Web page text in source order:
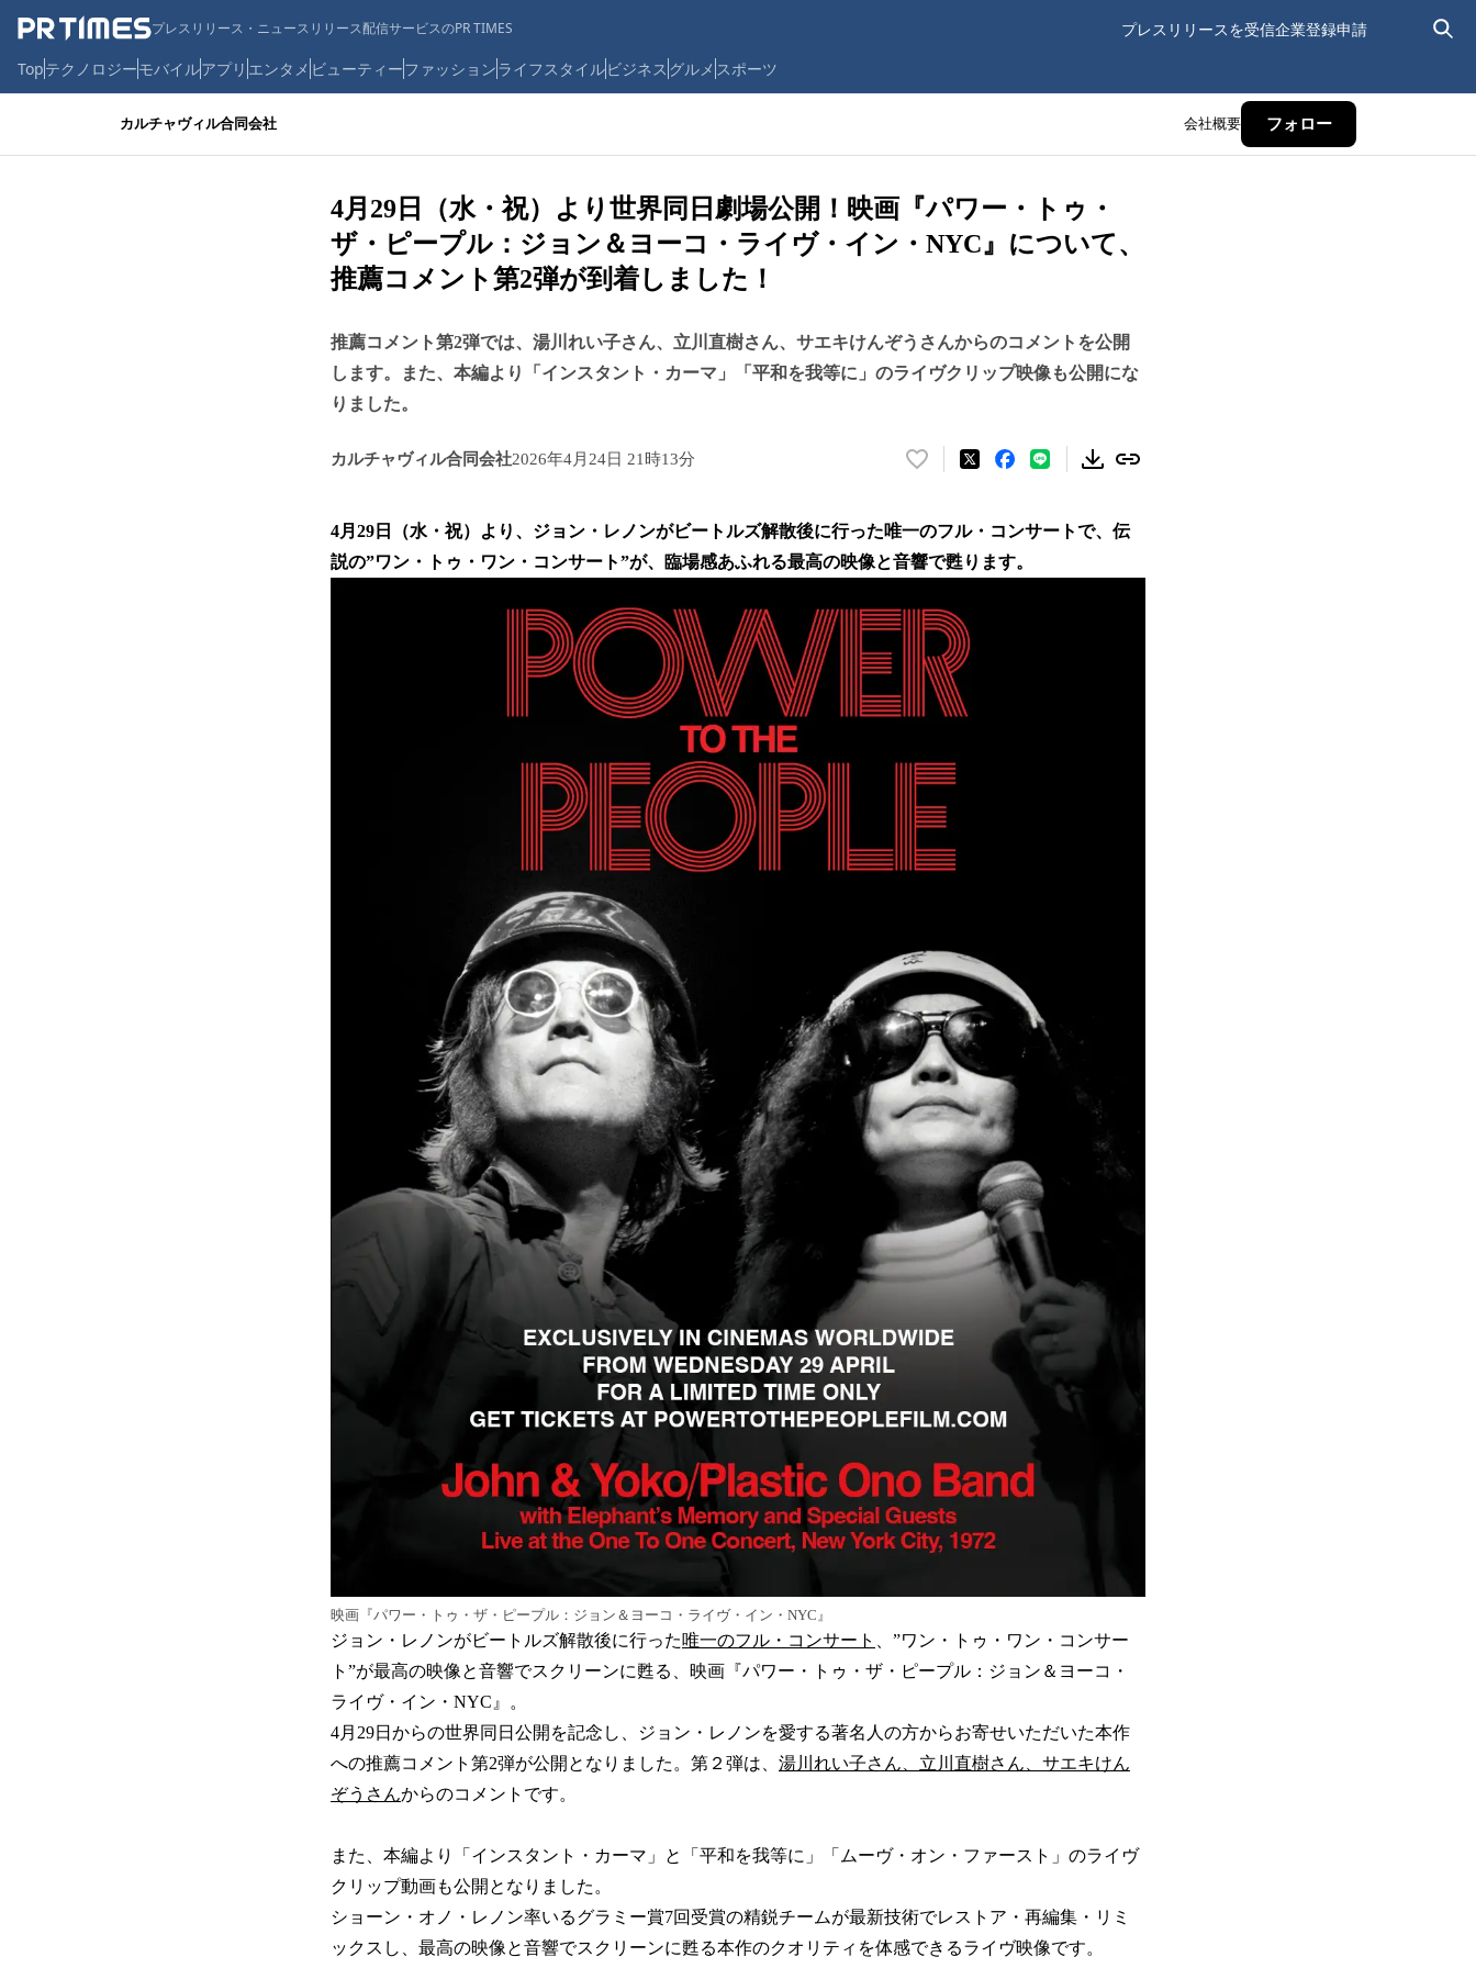
プレスリリース・ニュースリリース配信サービスのPR TIMES プレスリリースを受信企業登録申請
Topテクノロジーモバイルアプリ エンタメ ビューティーファッションライフスタイルビジネス グルメ スポーツ
カルチャヴィル合同会社 会社概要 フォロー
4月29日（水・祝）より世界同日劇場公開！映画『パワー・トゥ・
ザ・ピープル：ジョン＆ヨーコ・ライヴ・イン・NYC』について、
推薦コメント第2弾が到着しました！
推薦コメント第2弾では、湯川れい子さん、立川直樹さん、サエキけんぞうさんからのコメントを公開
します。また、本編より「インスタント・カーマ」「平和を我等に」のライヴクリップ映像も公開にな
りました。
カルチャヴィル合同会社2026年4月24日 21時13分
い
！
数
読
み
込
み
で
4月29日（水・祝）より、ジョン・レノンがビートルズ解散後に行った唯一のフル・コンサートで、伝
説の”ワン・トゥ・ワン・コンサート”が、臨場感あふれる最高の映像と音響で甦ります。
映画『パワー・トゥ・ザ・ピープル：ジョン＆ヨーコ・ライヴ・イン・NYC』
ジョン・レノンがビートルズ解散後に行った唯一のフル・コンサート
、”ワン・トゥ・ワン・コンサー
ト”が最高の映像と音響でスクリーンに甦る、映画『パワー・トゥ・ザ・ピープル：ジョン＆ヨーコ・
ライヴ・イン・NYC』。
4月29日からの世界同日公開を記念し、ジョン・レノンを愛する著名人の方からお寄せいただいた本作
への推薦コメント第2弾が公開となりました。第２弾は、 湯川れい子さん、立川直樹さん、サエキけん
ぞうさんからのコメントです。
また、本編より「インスタント・カーマ」と「平和を我等に」「ムーヴ・オン・ファースト」のライヴ
クリップ動画も公開となりました。
ショーン・オノ・レノン率いるグラミー賞7回受賞の精鋭チームが最新技術でレストア・再編集・リミ
ックスし、最高の映像と音響でスクリーンに甦る本作のクオリティを体感できるライヴ映像です。